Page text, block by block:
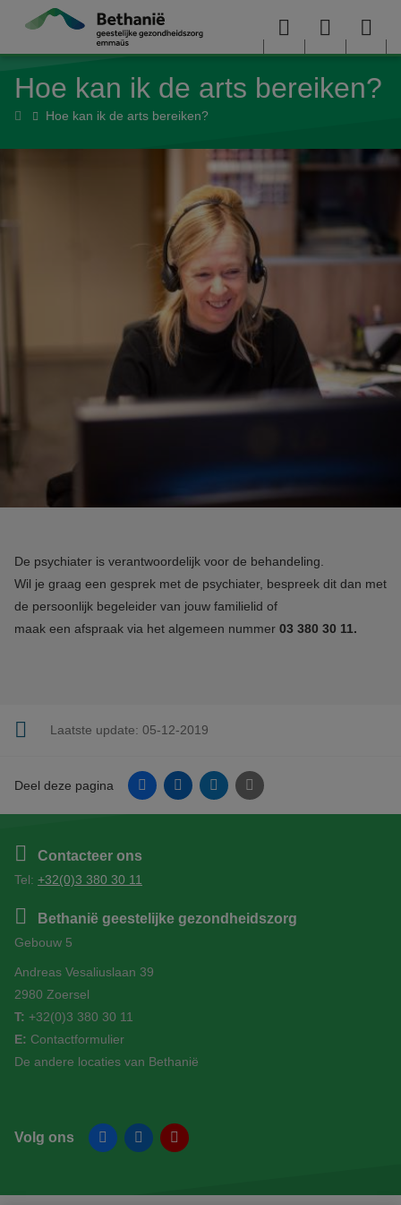
Overslaan en naar de inhoud gaan
Menu User
menu
Hoe kan ik de arts bereiken?
HomeHoe kan ik de arts bereiken?
De psychiater is verantwoordelijk voor de behandeling.
Wil je graag een gesprek met de psychiater, bespreek dit dan met
de persoonlijk begeleider van jouw familielid of
maak een afspraak via het algemeen nummer 03 380 30 11.
Laatste update: 05-12-2019
Deel deze pagina FacebookLinkedinTwitter E-mail
Contacteer ons
Tel: +32(0)3 380 30 11
Bethanië geestelijke gezondheidszorg
Gebouw 5
Andreas Vesaliuslaan 39
2980 Zoersel
T: +32(0)3 380 30 11
E: Contactformulier
De andere locaties van Bethanië
Volg ons FacebookLinkedinYouTube